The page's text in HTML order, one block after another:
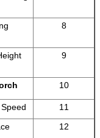
8
9
10
11
12